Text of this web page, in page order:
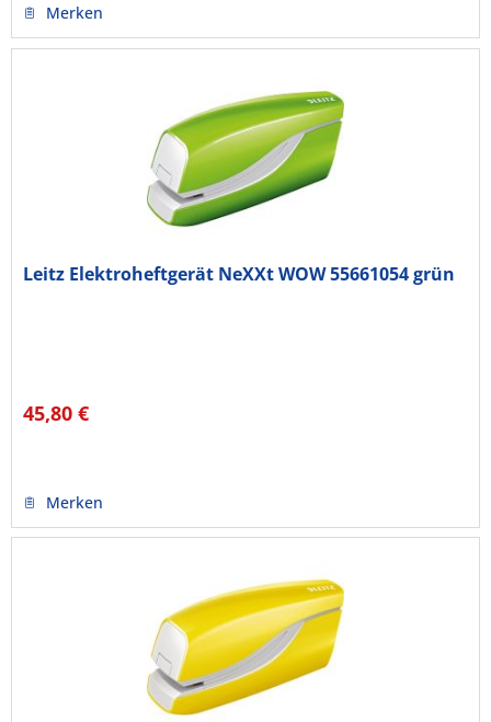
Merken
Leitz Elektroheftgerät NeXXt WOW 55661054 grün
45,80 €
Merken